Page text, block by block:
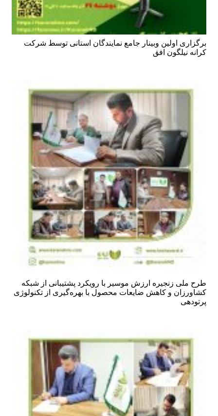
برگزاری اولین وبینار جامع نمایندگان استانی توسط شرکت
کرانه نیلگون افق
طرح ملی زنجیره ارزش موسیر با رویکرد پشتیبانی از شبکه
کشاورزان و کاهش ضایعات محصول با بهره‌گیری از تکنولوژی
پرتودهی